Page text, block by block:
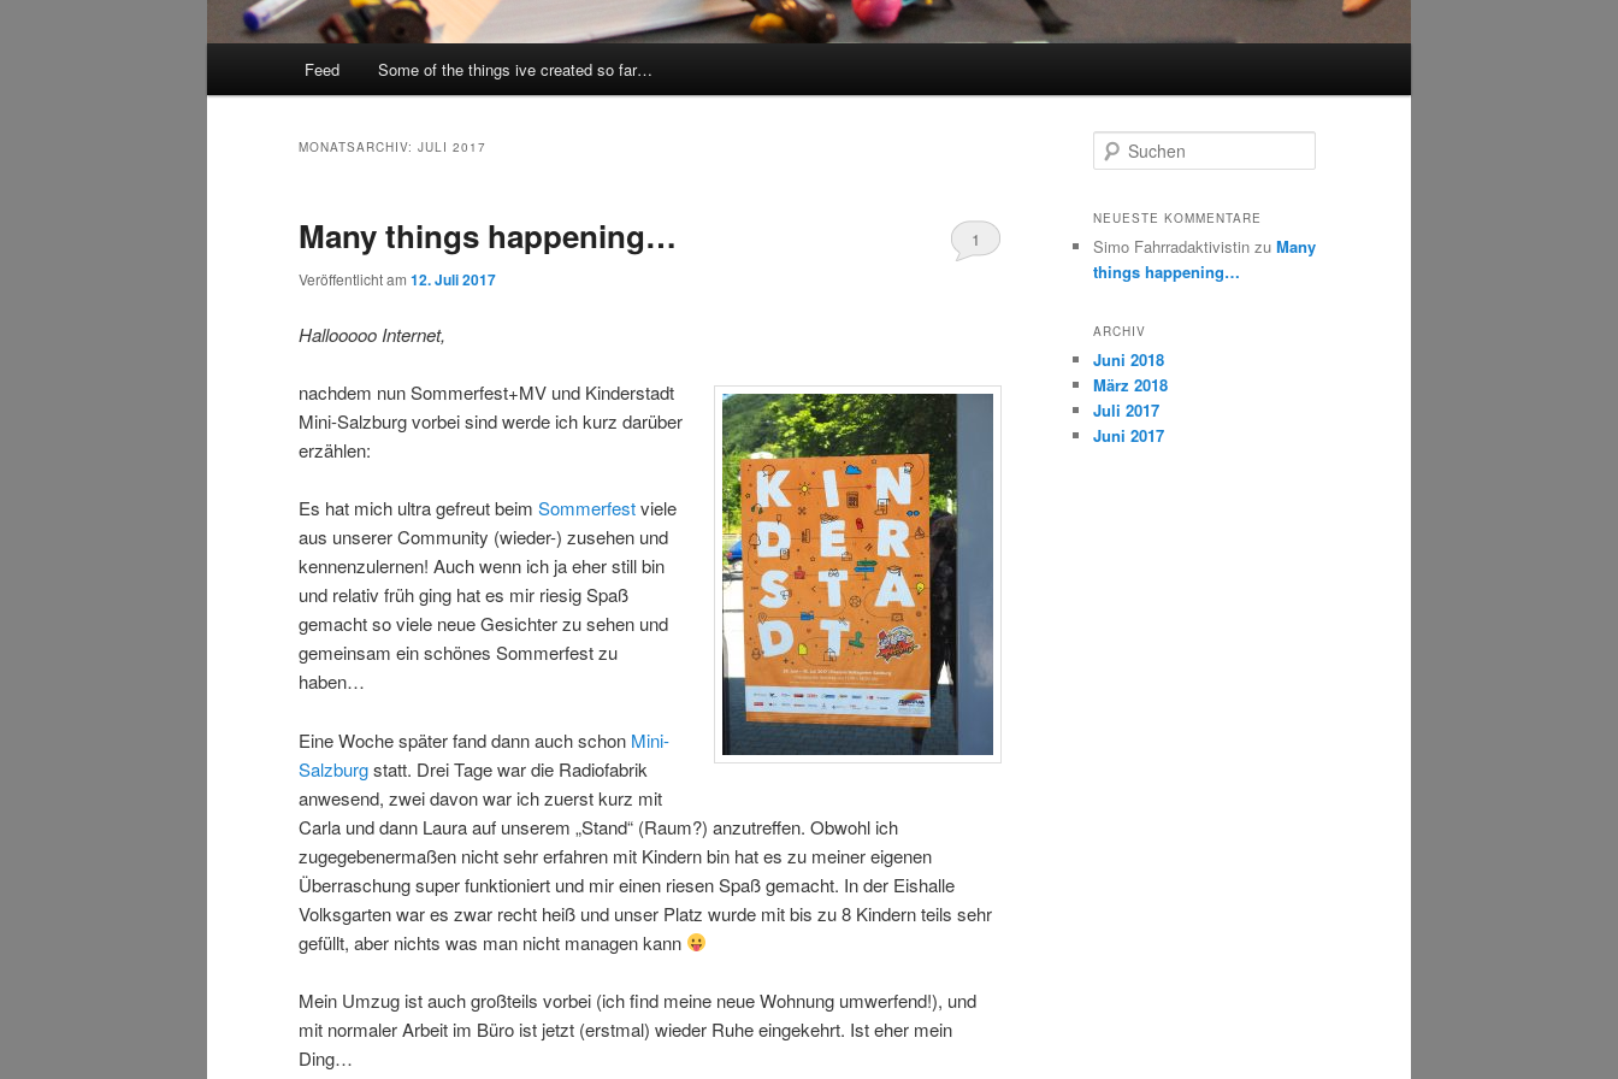
Feed Some of the things ive created so far…
MONATSARCHIV: JULI 2017
Many things happening…
Veröffentlicht am 12. Juli 2017
1
Hallooooo Internet,
nachdem nun Sommerfest+MV und Kinderstadt
Mini-Salzburg vorbei sind werde ich kurz darüber
erzählen:
Es hat mich ultra gefreut beim Sommerfestviele
aus unserer Community (wieder-) zusehen und
kennenzulernen! Auch wenn ich ja eher still bin
und relativ früh ging hat es mir riesig Spaß
gemacht so viele neue Gesichter zu sehen und
gemeinsam ein schönes Sommerfest zu
haben…
Eine Woche später fand dann auch schon Mini-
Salzburgstatt. Drei Tage war die Radiofabrik
anwesend, zwei davon war ich zuerst kurz mit
Carla und dann Laura auf unserem „Stand“ (Raum?) anzutreffen. Obwohl ich
zugegebenermaßen nicht sehr erfahren mit Kindern bin hat es zu meiner eigenen
Überraschung super funktioniert und mir einen riesen Spaß gemacht. In der Eishalle
Volksgarten war es zwar recht heiß und unser Platz wurde mit bis zu 8 Kindern teils sehr
gefüllt, aber nichts was man nicht managen kann
Mein Umzug ist auch großteils vorbei (ich find meine neue Wohnung umwerfend!), und
mit normaler Arbeit im Büro ist jetzt (erstmal) wieder Ruhe eingekehrt. Ist eher mein
Ding…
u
h
n
NEUESTE KOMMENTARE
Simo Fahrradaktivistin zu Many
things happening…
ARCHIV
Juni 2018
März 2018
Juli 2017
Juni 2017